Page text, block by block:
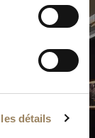
détails